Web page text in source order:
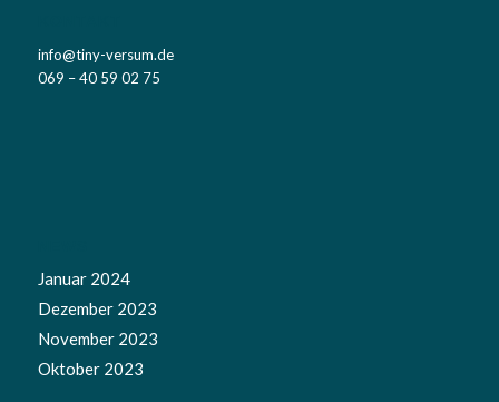
info@tiny-versum.de
069 – 40 59 02 75
Januar 2024
Dezember 2023
November 2023
Oktober 2023